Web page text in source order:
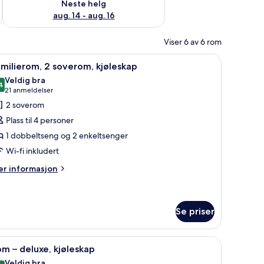
Neste helg
aug. 14 - aug. 16
Viser 6 av 6 rom
og sengetøy Familierom, 2 soverom, kjøleskap | Wi-fi
6 2 soverom, kjøleskap
av 10
Veldig bra
21 anmeldelser
(21
anmeldelser)
2 soverom
Plass til 4 personer
1 dobbeltseng og 2 enkeltsenger
Wi-fi inkludert
informasjon
Se priser
(inkludert) og sengetøy Rom – deluxe, kjøleskap | Oppholdsområde |
4 – deluxe, kjøleskap